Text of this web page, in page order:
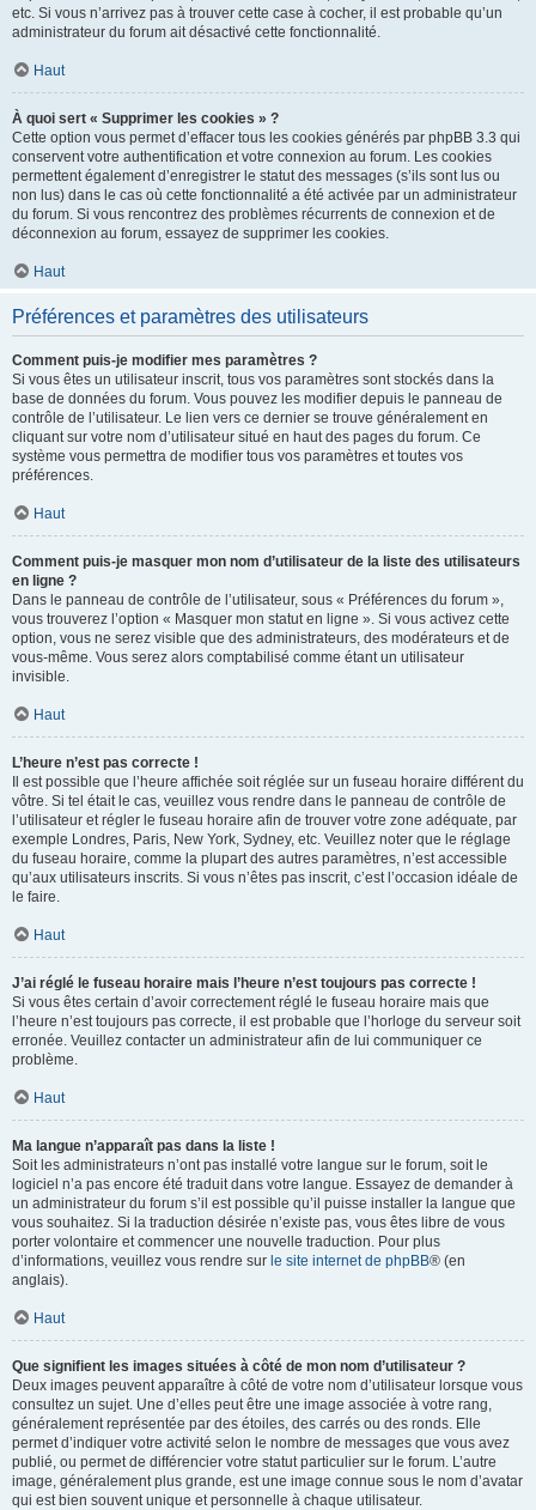
etc. Si vous n’arrivez pas à trouver cette case à cocher, il est probable qu’un
administrateur du forum ait désactivé cette fonctionnalité.
Haut
À quoi sert « Supprimer les cookies » ?
Cette option vous permet d’effacer tous les cookies générés par phpBB 3.3 qui
conservent votre authentification et votre connexion au forum. Les cookies
permettent également d’enregistrer le statut des messages (s’ils sont lus ou
non lus) dans le cas où cette fonctionnalité a été activée par un administrateur
du forum. Si vous rencontrez des problèmes récurrents de connexion et de
déconnexion au forum, essayez de supprimer les cookies.
Haut
Préférences et paramètres des utilisateurs
Comment puis-je modifier mes paramètres ?
Si vous êtes un utilisateur inscrit, tous vos paramètres sont stockés dans la
base de données du forum. Vous pouvez les modifier depuis le panneau de
contrôle de l’utilisateur. Le lien vers ce dernier se trouve généralement en
cliquant sur votre nom d’utilisateur situé en haut des pages du forum. Ce
système vous permettra de modifier tous vos paramètres et toutes vos
préférences.
Haut
Comment puis-je masquer mon nom d’utilisateur de la liste des utilisateurs
en ligne ?
Dans le panneau de contrôle de l’utilisateur, sous « Préférences du forum »,
vous trouverez l’option « Masquer mon statut en ligne ». Si vous activez cette
option, vous ne serez visible que des administrateurs, des modérateurs et de
vous-même. Vous serez alors comptabilisé comme étant un utilisateur
invisible.
Haut
L’heure n’est pas correcte !
Il est possible que l’heure affichée soit réglée sur un fuseau horaire différent du
vôtre. Si tel était le cas, veuillez vous rendre dans le panneau de contrôle de
l’utilisateur et régler le fuseau horaire afin de trouver votre zone adéquate, par
exemple Londres, Paris, New York, Sydney, etc. Veuillez noter que le réglage
du fuseau horaire, comme la plupart des autres paramètres, n’est accessible
qu’aux utilisateurs inscrits. Si vous n’êtes pas inscrit, c’est l’occasion idéale de
le faire.
Haut
J’ai réglé le fuseau horaire mais l’heure n’est toujours pas correcte !
Si vous êtes certain d’avoir correctement réglé le fuseau horaire mais que
l’heure n’est toujours pas correcte, il est probable que l’horloge du serveur soit
erronée. Veuillez contacter un administrateur afin de lui communiquer ce
problème.
Haut
Ma langue n’apparaît pas dans la liste !
Soit les administrateurs n’ont pas installé votre langue sur le forum, soit le
logiciel n’a pas encore été traduit dans votre langue. Essayez de demander à
un administrateur du forum s’il est possible qu’il puisse installer la langue que
vous souhaitez. Si la traduction désirée n’existe pas, vous êtes libre de vous
porter volontaire et commencer une nouvelle traduction. Pour plus
d’informations, veuillez vous rendre sur le site internet de phpBB® (en
anglais).
Haut
Que signifient les images situées à côté de mon nom d’utilisateur ?
Deux images peuvent apparaître à côté de votre nom d’utilisateur lorsque vous
consultez un sujet. Une d’elles peut être une image associée à votre rang,
généralement représentée par des étoiles, des carrés ou des ronds. Elle
permet d’indiquer votre activité selon le nombre de messages que vous avez
publié, ou permet de différencier votre statut particulier sur le forum. L’autre
image, généralement plus grande, est une image connue sous le nom d’avatar
qui est bien souvent unique et personnelle à chaque utilisateur.